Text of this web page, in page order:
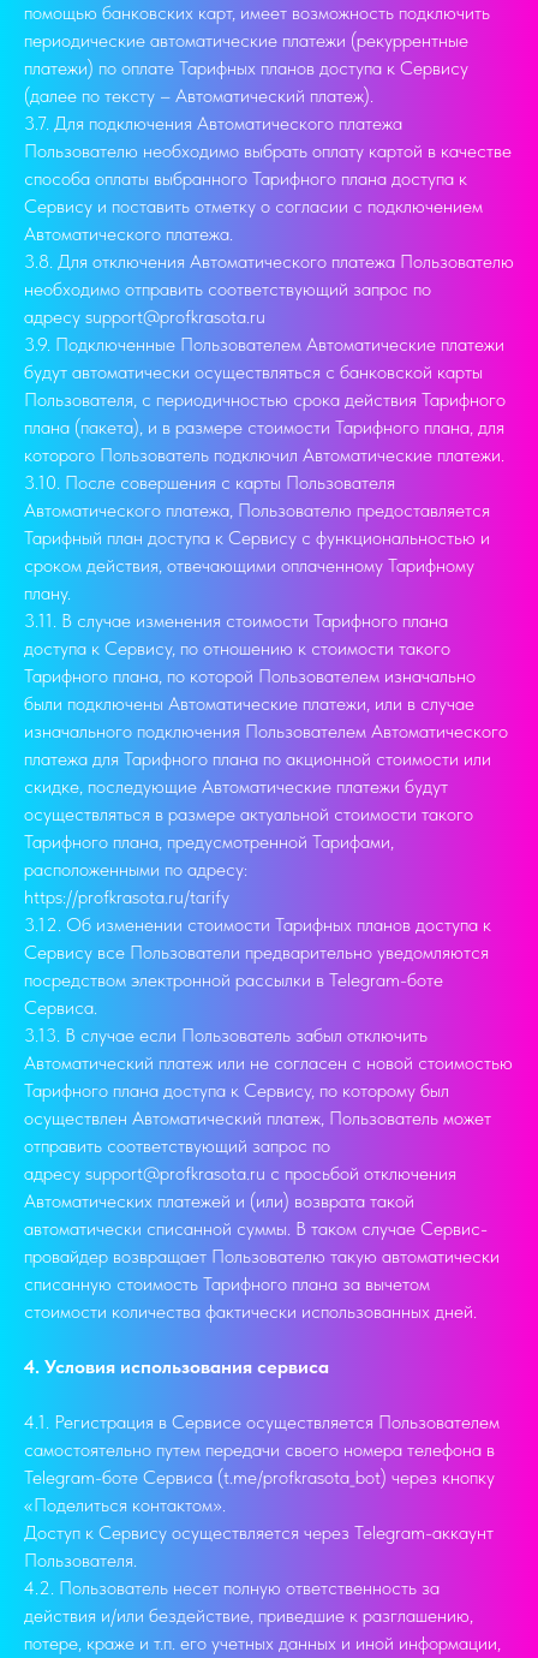
помощью банковских карт, имеет возможность подключить
периодические автоматические платежи (рекуррентные
платежи) по оплате Тарифных планов доступа к Сервису
(далее по тексту – Автоматический платеж).
3.7. Для подключения Автоматического платежа
Пользователю необходимо выбрать оплату картой в качестве
способа оплаты выбранного Тарифного плана доступа к
Сервису и поставить отметку о согласии с подключением
Автоматического платежа.
3.8. Для отключения Автоматического платежа Пользователю
необходимо отправить соответствующий запрос по
адресу support@profkrasota.ru
3.9. Подключенные Пользователем Автоматические платежи
будут автоматически осуществляться с банковской карты
Пользователя, с периодичностью срока действия Тарифного
плана (пакета), и в размере стоимости Тарифного плана, для
которого Пользователь подключил Автоматические платежи.
3.10. После совершения с карты Пользователя
Автоматического платежа, Пользователю предоставляется
Тарифный план доступа к Сервису с функциональностью и
сроком действия, отвечающими оплаченному Тарифному
плану.
3.11. В случае изменения стоимости Тарифного плана
доступа к Сервису, по отношению к стоимости такого
Тарифного плана, по которой Пользователем изначально
были подключены Автоматические платежи, или в случае
изначального подключения Пользователем Автоматического
платежа для Тарифного плана по акционной стоимости или
скидке, последующие Автоматические платежи будут
осуществляться в размере актуальной стоимости такого
Тарифного плана, предусмотренной Тарифами,
расположенными по адресу:
https://profkrasota.ru/tarify
3.12. Об изменении стоимости Тарифных планов доступа к
Сервису все Пользователи предварительно уведомляются
посредством электронной рассылки в Telegram-боте
Сервиса.
3.13. В случае если Пользователь забыл отключить
Автоматический платеж или не согласен с новой стоимостью
Тарифного плана доступа к Сервису, по которому был
осуществлен Автоматический платеж, Пользователь может
отправить соответствующий запрос по
адресу support@profkrasota.ru с просьбой отключения
Автоматических платежей и (или) возврата такой
автоматически списанной суммы. В таком случае Сервис-
провайдер возвращает Пользователю такую автоматически
списанную стоимость Тарифного плана за вычетом
стоимости количества фактически использованных дней.
4. Условия использования сервиса
4.1. Регистрация в Сервисе осуществляется Пользователем
самостоятельно путем передачи своего номера телефона в
Telegram-боте Сервиса (t.me/profkrasota_bot) через кнопку
«Поделиться контактом».
Доступ к Сервису осуществляется через Telegram-аккаунт
Пользователя.
4.2. Пользователь несет полную ответственность за
действия и/или бездействие, приведшие к разглашению,
потере, краже и т.п. его учетных данных и иной информации,